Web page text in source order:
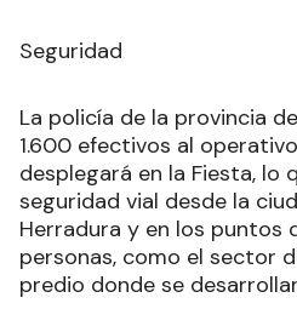
Seguridad
La policía de la provincia
1.600 efectivos al
desplegará en la Fiesta, lo
seguridad vial desde la
Herradura y en los puntos
personas, como el sector
predio donde se